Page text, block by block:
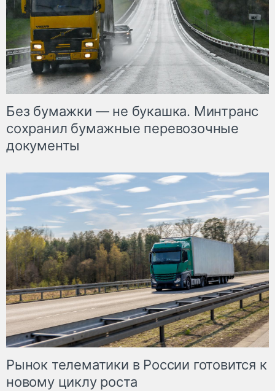
Без бумажки — не букашка. Минтранс
сохранил бумажные перевозочные
документы
Рынок телематики в России готовится к
новому циклу роста